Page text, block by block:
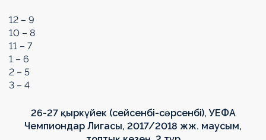
12 – 9
10 – 8
11 – 7
1 – 6
2 – 5
3 – 4
26-27 қыркүйек (сейсенбі-сәрсенбі), УЕФА
Чемпиондар Лигасы, 2017/2018 жж. маусым,